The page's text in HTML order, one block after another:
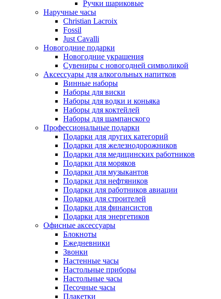
Ручки шариковые
Наручные часы
Christian Lacroix
Fossil
Just Cavalli
Новогодние подарки
Новогодние украшения
Сувениры с новогодней символикой
Аксессуары для алкогольных напитков
Винные наборы
Наборы для виски
Наборы для водки и коньяка
Наборы для коктейлей
Наборы для шампанского
Профессиональные подарки
Подарки для других категорий
Подарки для железнодорожников
Подарки для медицинских работников
Подарки для моряков
Подарки для музыкантов
Подарки для нефтяников
Подарки для работников авиации
Подарки для строителей
Подарки для финансистов
Подарки для энергетиков
Офисные аксессуары
Блокноты
Ежедневники
Звонки
Настенные часы
Настольные приборы
Настольные часы
Песочные часы
Плакетки